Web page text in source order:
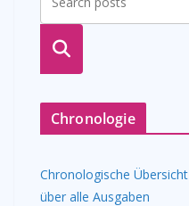
suche
Chronologie
Chronologische Übersicht
über alle Ausgaben